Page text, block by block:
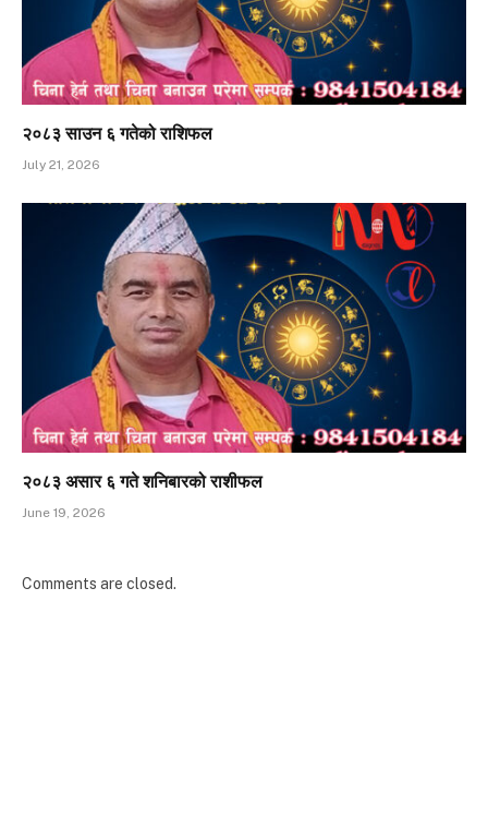
२०८३ साउन ६ गतेको राशिफल
July 21, 2026
२०८३ असार ६ गते शनिबारको राशीफल
June 19, 2026
Comments are closed.